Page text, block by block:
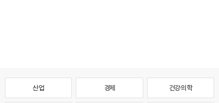
산업 경제 건강·의학